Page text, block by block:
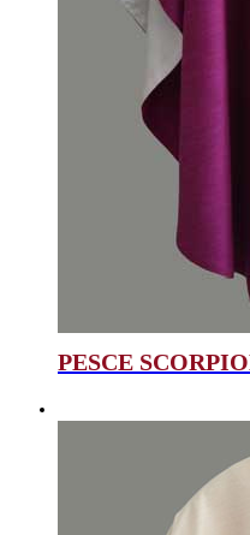
PESCE